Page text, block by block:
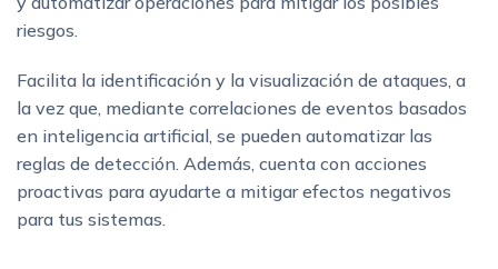
riesgos.
Facilita la identificación y la visualización de ataques, a
la vez que, mediante correlaciones de eventos basados
en inteligencia artificial, se pueden automatizar las
reglas de detección. Además, cuenta con acciones
proactivas para ayudarte a mitigar efectos negativos
para tus sistemas.